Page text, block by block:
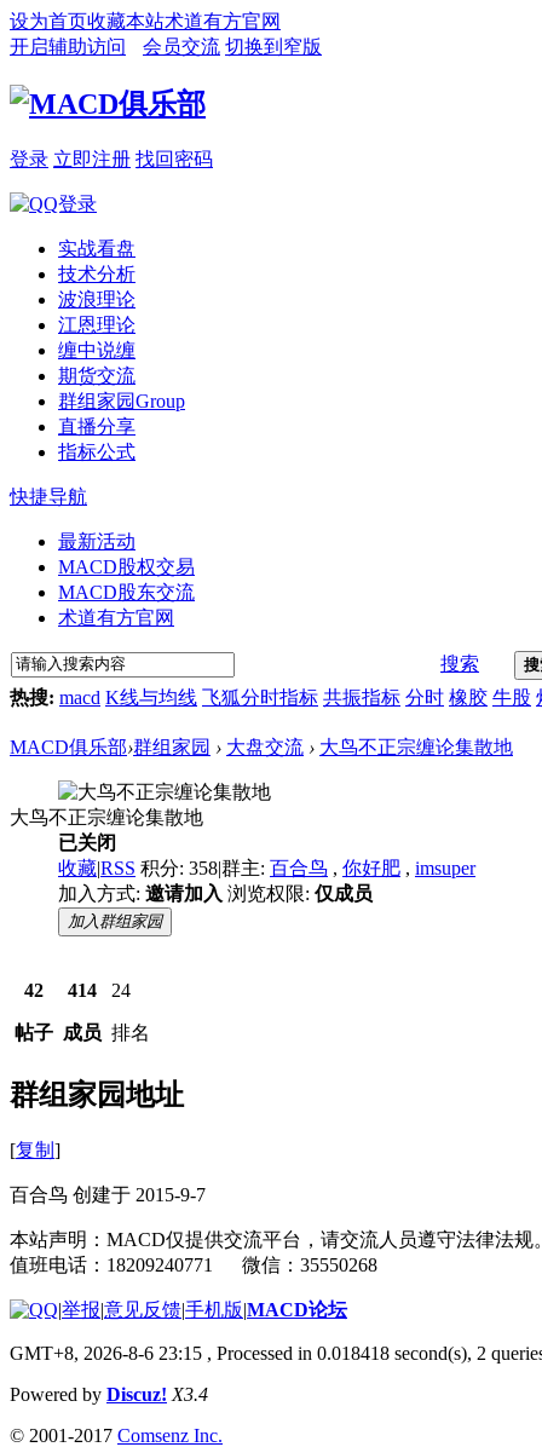
设为首页收藏本站术道有方官网
开启辅助访问
会员交流 切换到窄版
登录 立即注册 找回密码
实战看盘
技术分析
波浪理论
江恩理论
缠中说缠
期货交流
群组家园Group
直播分享
指标公式
快捷导航
最新活动
MACD股权交易
MACD股东交流
术道有方官网
搜索
热搜: macd K线与均线 飞狐分时指标 共振指标 分时 橡胶 牛股
MACD俱乐部›群组家园 › 大盘交流 › 大鸟不正宗缠论集散地
大鸟不正宗缠论集散地
已关闭
收藏|RSS 积分: 358|群主: 百合鸟 , 你好肥 , imsuper
加入方式: 邀请加入 浏览权限: 仅成员
加入群组家园
42
帖子
414
成员
24
排名
群组家园地址
[复制 ]
百合鸟 创建于 2015-9-7
本站声明：MACD仅提供交流平台，请交流人员遵守法律法规
值班电话：18209240771 微信：35550268
|举报|意见反馈|手机版|MACD论坛
GMT+8, 2026-8-6 23:15 , Processed in 0.018418 second(s), 2
Powered by Discuz! X3.4
© 2001-2017 Comsenz Inc.